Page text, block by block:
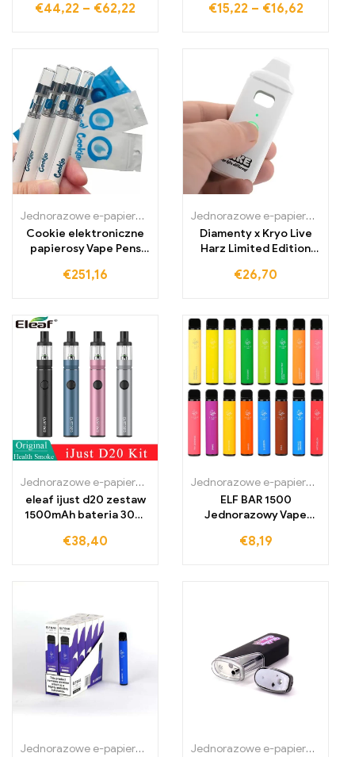
dzieci
€44,22 – €62,22 €15,22 – €16,62
Jednorazowe e-papierosy Polska
Jednorazowe e-papierosy
Cookie elektroniczne
papierosy Vape Pens
ładowania 320mAh
€251,16
Jednorazowe e-papierosy Polska
Diamenty x Kryo Live
Harz Limited Edition
€26,70
Jednorazowe e-papierosy Polska
Jednorazowe e-papierosy
eleaf ijust d20 zestaw
1500mAh bateria 30W
papieros
€38,40
Jednorazowe e-papierosy
ELF BAR 1500
Jednorazowy Vape
Zaciągnięć
€8,19
Jednorazowe e-papierosy Jednorazowe e-papierosy w Litwie
Jednorazowe e-papierosy Polska